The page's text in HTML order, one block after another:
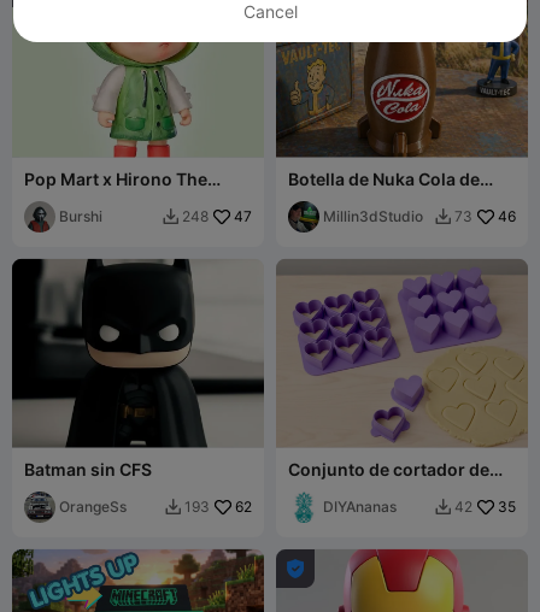
Pop Mart x Hirono The
Other One Series ~
Amnesia ART TOY
Burshi  248 47
Botella de Nuka Cola de
Fallout
Millin3dStudio  73 46
Batman sin CFS
OrangeSs  193 62
Conjunto de cortador de
galletas y molde para cake
pops con forma de corazón
9 en 1
DIYAnanas  42 35

Cancel